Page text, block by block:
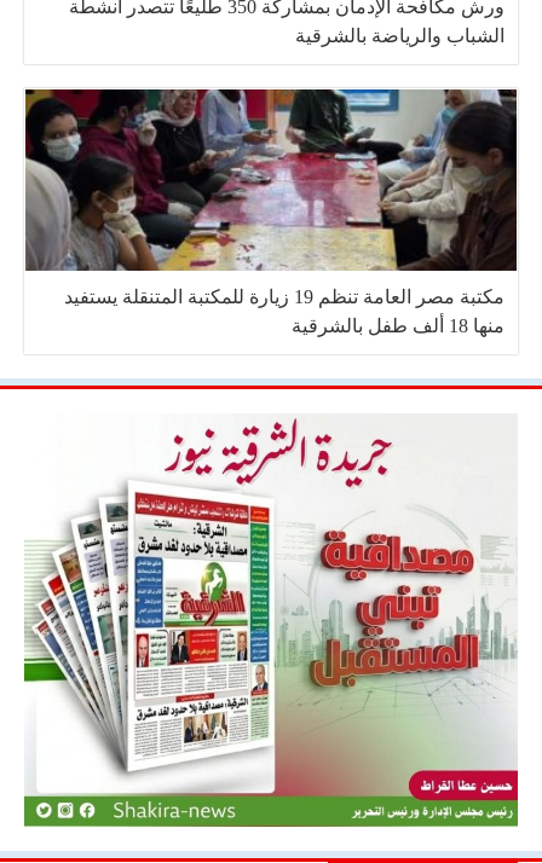
ورش مكافحة الإدمان بمشاركة 350 طليعًا تتصدر أنشطة
الشباب والرياضة بالشرقية
مكتبة مصر العامة تنظم 19 زيارة للمكتبة المتنقلة يستفيد
منها 18 ألف طفل بالشرقية